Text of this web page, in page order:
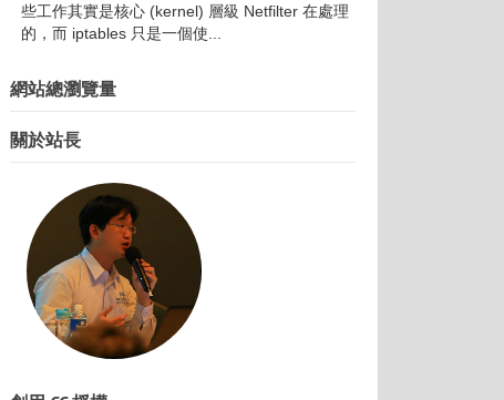
些工作其實是核心 (kernel) 層級 Netfilter 在處理
的，而 iptables 只是一個使...
網站總瀏覽量
關於站長